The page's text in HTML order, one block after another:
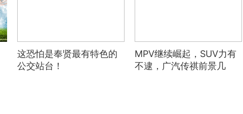
这恐怕是奉贤最有特色的
公交站台！
MPV继续崛起，SUV力有
不逮，广汽传祺前景几